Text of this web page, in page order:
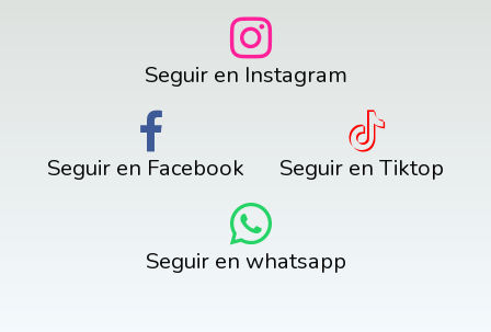
Seguir en Instagram
Seguir en Facebook Seguir en Tiktop
Seguir en whatsapp